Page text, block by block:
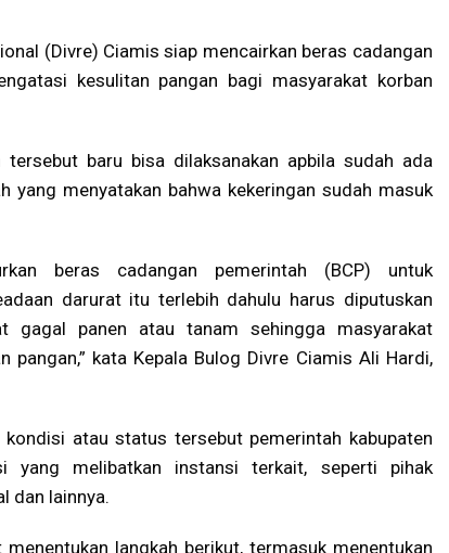
(Divre) Ciamis siap mencairkan beras cadangan
kesulitan pangan bagi masyarakat korban
tersebut baru bisa dilaksanakan apbila sudah ada
yang menyatakan bahwa kekeringan sudah masuk
beras cadangan pemerintah (BCP) untuk
darurat itu terlebih dahulu harus diputuskan
gagal panen atau tanam sehingga masyarakat
pangan,” kata Kepala Bulog Divre Ciamis Ali Hardi,
atau status tersebut pemerintah kabupaten
yang melibatkan instansi terkait, seperti pihak
dan lainnya.
langkah berikut, termasuk menentukan